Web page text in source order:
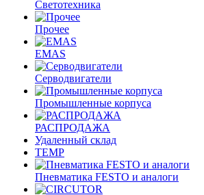
Светотехника
Прочее
EMAS
Cерводвигатели
Промышленные корпуса
РАСПРОДАЖА
Удаленный склад
TEMP
Пневматика FESTO и аналоги